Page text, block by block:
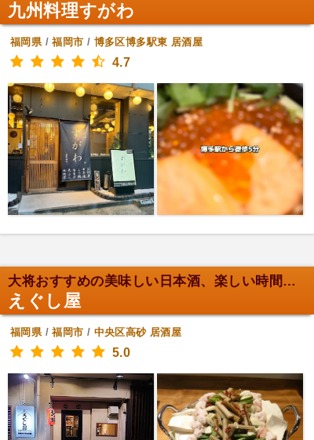
九州料理すがわ
福岡県/福岡市 / 博多区博多駅東 居酒屋
4.7
大将おすすめの美味しい日本酒、楽しい時間が待ってる...
えぐし屋
福岡県/福岡市 / 中央区高砂 居酒屋
5.0